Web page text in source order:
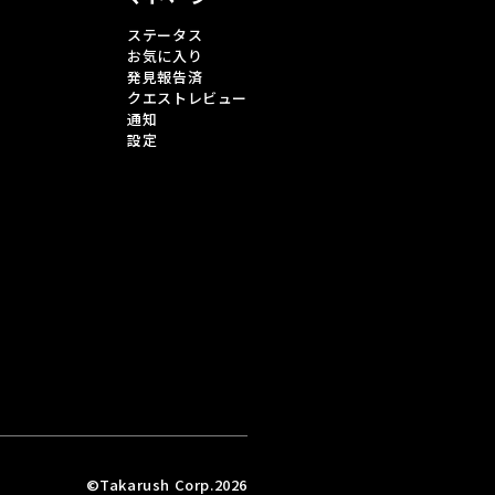
ステータス
お気に入り
発見報告済
クエストレビュー
通知
設定
©Takarush Corp.2026